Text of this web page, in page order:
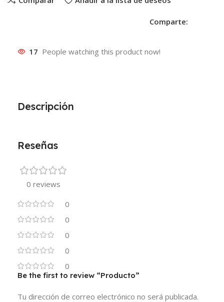
Comparte:
17 People watching this product now!
Descripción
Reseñas
0 reviews
0
0
0
0
0
Be the first to review “Producto”
Tu dirección de correo electrónico no será publicada.